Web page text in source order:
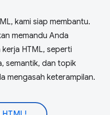
kami siap membantu.
memandu Anda
HTML, seperti
semantik, dan topik
mengasah keterampilan.